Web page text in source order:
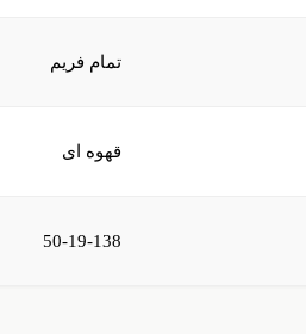
تمام فریم
قهوه ای
50-19-138